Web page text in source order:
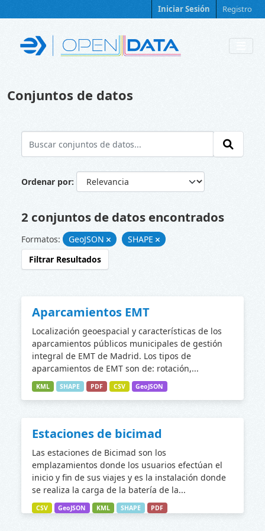
Iniciar Sesión Registro
Conjuntos de datos
Ordenar por
2 conjuntos de datos encontrados
Formatos: GeoJSON
SHAPE
Filtrar Resultados
Aparcamientos EMT
Localización geoespacial y características de los
aparcamientos públicos municipales de gestión
integral de EMT de Madrid. Los tipos de
aparcamientos de EMT son de: rotación,...
KML SHAPE PDF CSV GeoJSON
Estaciones de bicimad
Las estaciones de Bicimad son los
emplazamientos donde los usuarios efectúan el
inicio y fin de sus viajes y es la instalación donde
se realiza la carga de la batería de la...
CSV GeoJSON KML SHAPE PDF